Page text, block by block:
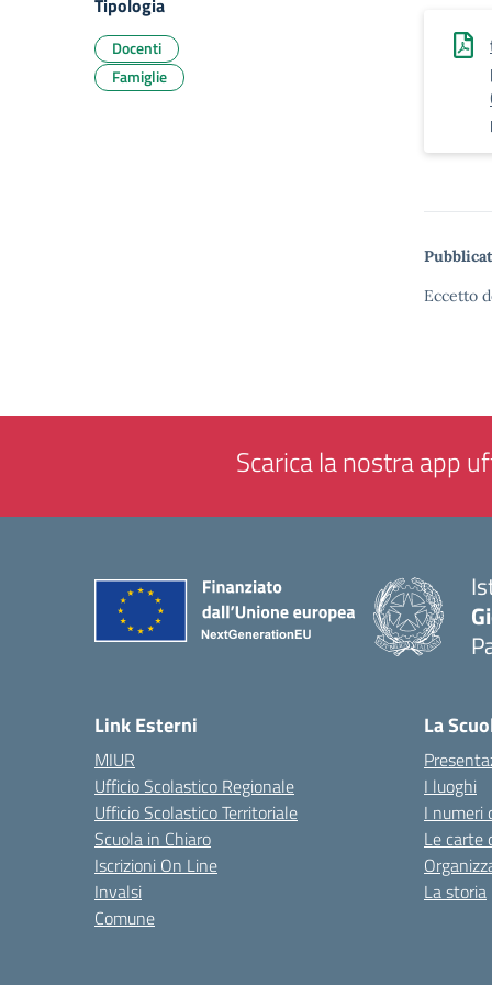
Eccetto
Tipologia
Docenti
Famiglie
Scarica la nostra app
Link Esterni
MIUR
Ufficio Scolastico Regionale
Ufficio Scolastico Territoriale
Scuola in Chiaro
Iscrizioni On Line
Invalsi
Comune
La
I luoghi
I numeri
Le carte
La storia